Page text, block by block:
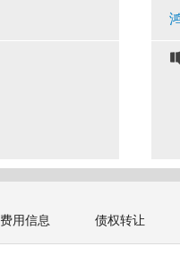
费用信息 债权转让